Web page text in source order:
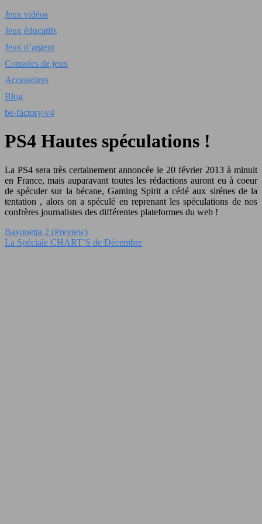
Jeux vidéos
Jeux éducatifs
Jeux d’argent
Consoles de jeux
Accessoires
Blog
be-factory-v4
PS4 Hautes spéculations !
La PS4 sera très certainement annoncée le 20 février 2013 à minuit
en France, mais auparavant toutes les rédactions auront eu à coeur
de spéculer sur la bécane, Gaming Spirit a cédé aux sirénes de la
tentation , alors on a spéculé en reprenant les spéculations de nos
confrères journalistes des différentes plateformes du web !
Bayonetta 2 (Preview)
La Spéciale CHART’S de Décembre